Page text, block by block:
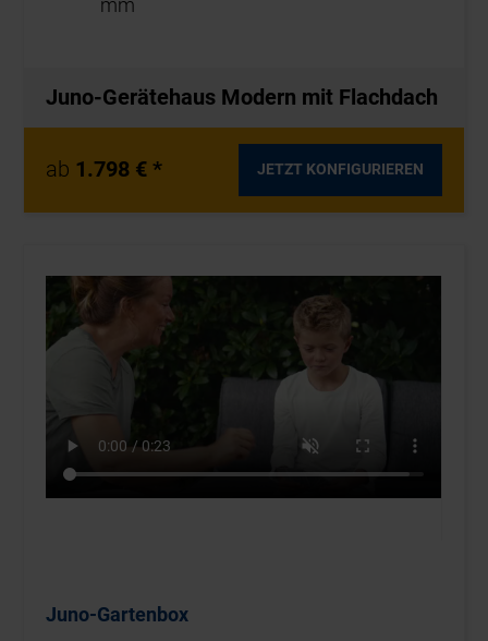
mm
Juno-Gerätehaus Modern mit Flachdach
ab 1.798 € * JETZT KONFIGURIEREN
Juno-Gartenbox